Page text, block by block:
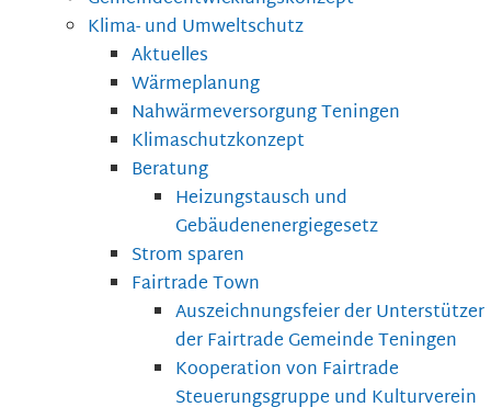
Klima- und Umweltschutz
Aktuelles
Wärmeplanung
Nahwärmeversorgung Teningen
Klimaschutzkonzept
Beratung
Heizungstausch und
Gebäudenenergiegesetz
Strom sparen
Fairtrade Town
Auszeichnungsfeier der Unterstützer
der Fairtrade Gemeinde Teningen
Kooperation von Fairtrade
Steuerungsgruppe und Kulturverein